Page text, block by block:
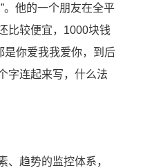
。他的一个朋友在全平
比较便宜，1000块钱
是你爱我我爱你，到后
字连起来写，什么法
趋势的监控体系，